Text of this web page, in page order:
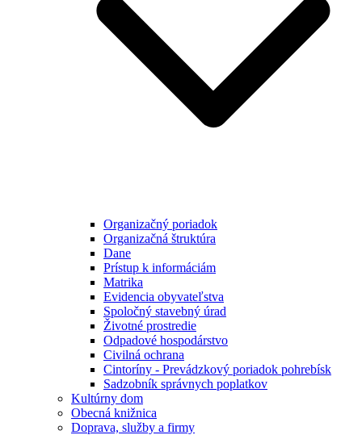
Organizačný poriadok
Organizačná štruktúra
Dane
Prístup k informáciám
Matrika
Evidencia obyvateľstva
Spoločný stavebný úrad
Životné prostredie
Odpadové hospodárstvo
Civilná ochrana
Cintoríny - Prevádzkový poriadok pohrebísk
Sadzobník správnych poplatkov
Kultúrny dom
Obecná knižnica
Doprava, služby a firmy